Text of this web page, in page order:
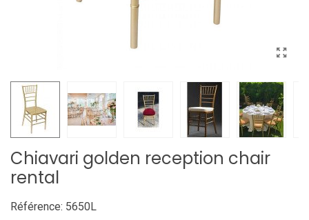
Chiavari golden reception chair
rental
Référence: 5650L